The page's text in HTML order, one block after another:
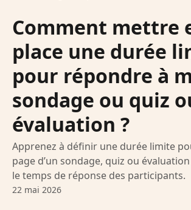
Comment mettre
place une durée
pour répondre à
sondage ou quiz
évaluation ?
Apprenez à définir une durée limite
page d’un sondage, quiz ou
le temps de réponse des participants.
22 mai 2026